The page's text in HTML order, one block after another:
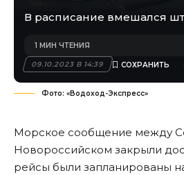
В расписание вмешался
09.10.2023 В 14:39
1 МИН ЧТЕНИЯ
Фото: «Водоход-Экспресс»
Морское сообщение между
Новороссийском закрыли
рейсы были запланированы